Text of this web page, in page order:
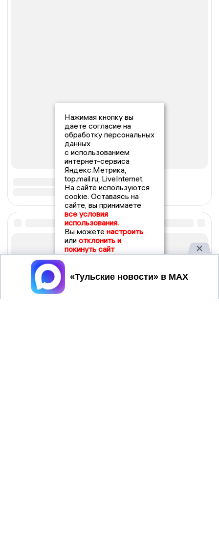
Нажимая кнопку вы
даете согласие на
обработку персональных
данных
с использованием
интернет-сервиса
Яндекс.Метрика,
top.mail.ru, LiveInternet.
На сайте используются
cookie. Оставаясь на
сайте, вы принимаете
все условия
использования.
Вы можете настроить
или отклонить и
покинуть сайт
Принять